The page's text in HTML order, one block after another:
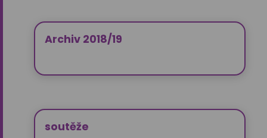
Archiv 2018/19
soutěže